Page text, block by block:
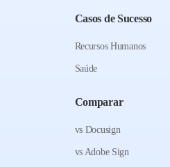
Casos de Sucesso
Recursos Humanos
Saúde
Comparar
vs Docusign
vs Adobe Sign